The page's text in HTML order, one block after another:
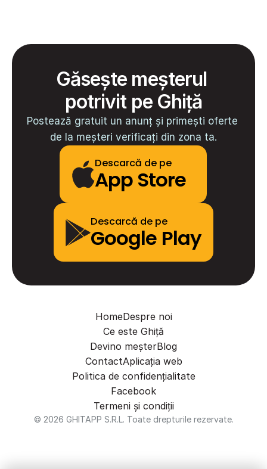
Găsește meșterul
potrivit pe Ghiță
Postează gratuit un anunț și primești oferte
de la meșteri verificați din zona ta.
Descarcă de pe
App Store
Descarcă de pe
Google Play
HomeDespre noi
Ce este Ghiță
Devino meșterBlog
ContactAplicația web
Politica de confidențialitate
Facebook
Termeni și condiții
© 2026 GHITAPP S.R.L. Toate drepturile rezervate.